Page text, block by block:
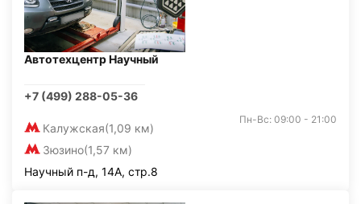
Автотехцентр Научный
+7 (499) 288-05-36
Калужская(1,09 км)
Зюзино(1,57 км)
Пн-Вс: 09:00 - 21:00
Научный п-д, 14А, стр.8